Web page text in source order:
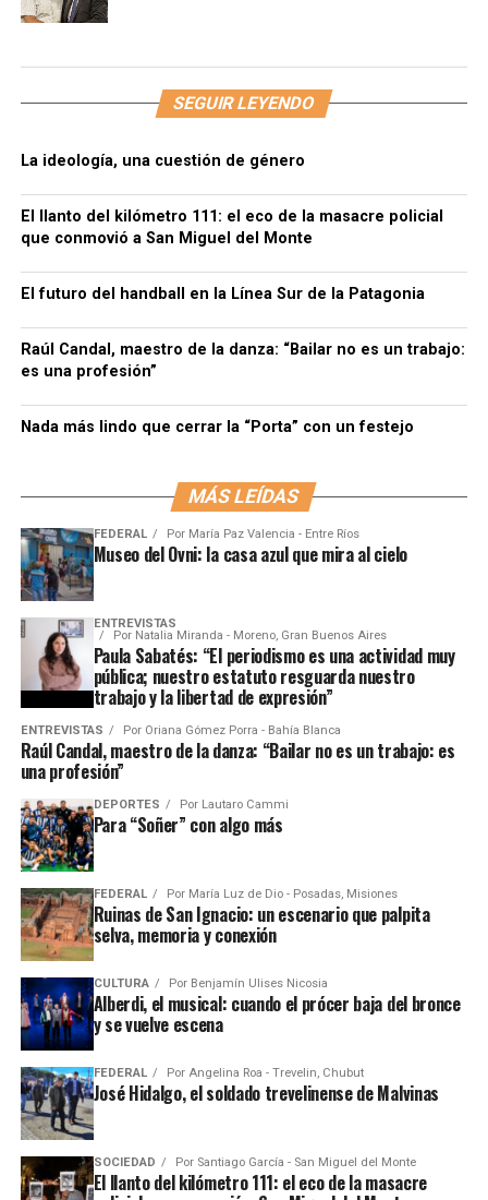
SEGUIR LEYENDO
La ideología, una cuestión de género
El llanto del kilómetro 111: el eco de la masacre policial
que conmovió a San Miguel del Monte
El futuro del handball en la Línea Sur de la Patagonia
Raúl Candal, maestro de la danza: “Bailar no es un trabajo:
es una profesión”
Nada más lindo que cerrar la “Porta” con un festejo
MÁS LEÍDAS
FEDERAL Por María Paz Valencia - Entre Ríos
Museo del Ovni: la casa azul que mira al cielo
ENTREVISTAS
Por Natalia Miranda - Moreno, Gran Buenos Aires
Paula Sabatés: “El periodismo es una actividad muy
pública; nuestro estatuto resguarda nuestro
trabajo y la libertad de expresión”
ENTREVISTAS Por Oriana Gómez Porra - Bahía Blanca
Raúl Candal, maestro de la danza: “Bailar no es un trabajo: es
una profesión”
DEPORTES Por Lautaro Cammi
Para “Soñer” con algo más
FEDERAL Por María Luz de Dio - Posadas, Misiones
Ruinas de San Ignacio: un escenario que palpita
selva, memoria y conexión
CULTURA Por Benjamín Ulises Nicosia
Alberdi, el musical: cuando el prócer baja del bronce
y se vuelve escena
FEDERAL Por Angelina Roa - Trevelin, Chubut
José Hidalgo, el soldado trevelinense de Malvinas
SOCIEDAD Por Santiago García - San Miguel del Monte
El llanto del kilómetro 111: el eco de la masacre